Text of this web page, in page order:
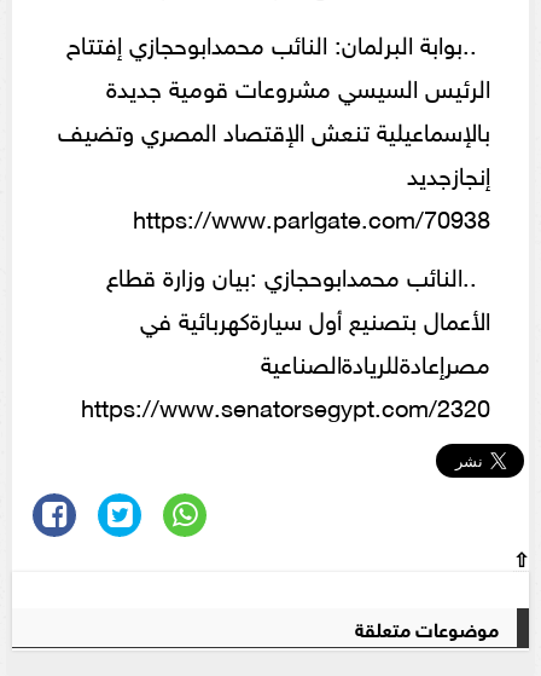
..بوابة البرلمان: النائب محمدابوحجازي إفتتاح
الرئيس السيسي مشروعات قومية جديدة
بالإسماعيلية تنعش الإقتصاد المصري وتضيف
إنجازجديد
https://www.parlgate.com/70938
..النائب محمدابوحجازي :بيان وزارة قطاع
الأعمال بتصنيع أول سيارةكهربائية في
مصرإعادةللريادةالصناعية
https://www.senatorsegypt.com/2320
⇧
موضوعات متعلقة